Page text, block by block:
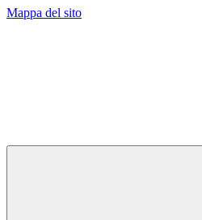
Mappa del sito